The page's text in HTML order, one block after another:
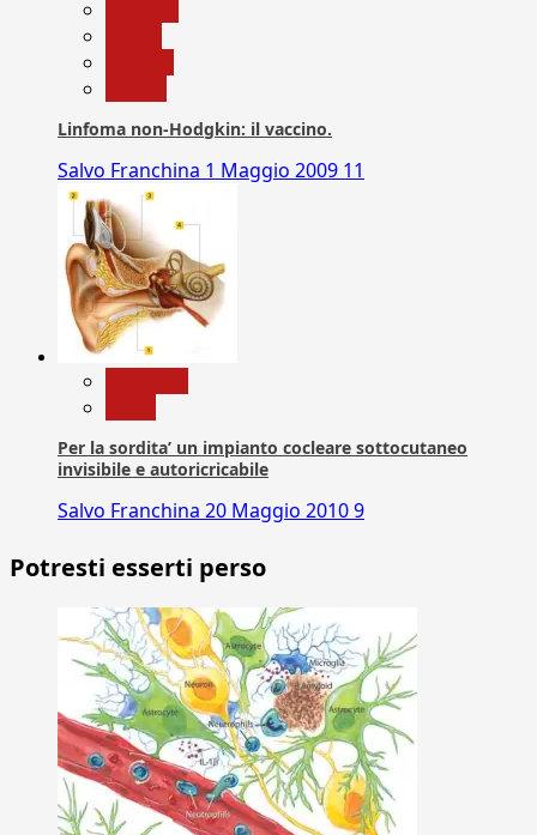
Linfoma non-Hodgkin: il vaccino.
Salvo Franchina 1 Maggio 2009 11
Per la sordita’ un impianto cocleare sottocutaneo
invisibile e autoricricabile
Salvo Franchina 20 Maggio 20109
Potresti esserti perso